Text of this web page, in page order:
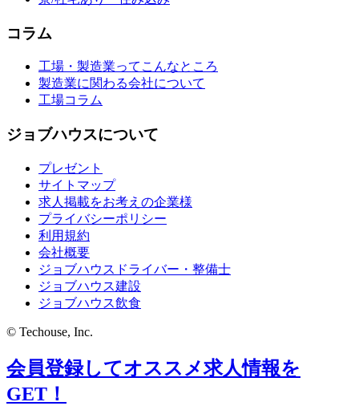
コラム
工場・製造業ってこんなところ
製造業に関わる会社について
工場コラム
ジョブハウスについて
プレゼント
サイトマップ
求人掲載をお考えの企業様
プライバシーポリシー
利用規約
会社概要
ジョブハウスドライバー・整備士
ジョブハウス建設
ジョブハウス飲食
© Techouse, Inc.
会員登録してオススメ求人情報を
GET！